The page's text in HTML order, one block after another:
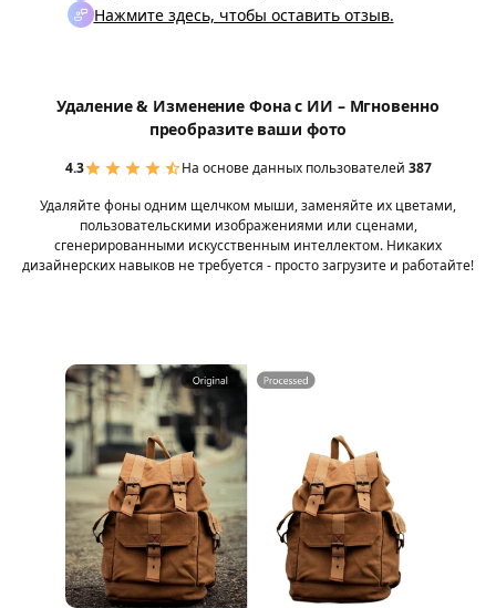
Нажмите здесь, чтобы оставить отзыв.
Удаление & Изменение Фона с ИИ – Мгновенно
преобразите ваши фото
4.3 На основе данных пользователей 387
Удаляйте фоны одним щелчком мыши, заменяйте их цветами,
пользовательскими изображениями или сценами,
сгенерированными искусственным интеллектом. Никаких
дизайнерских навыков не требуется - просто загрузите и работайте!